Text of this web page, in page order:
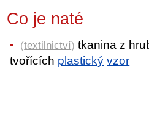
Co je naté
(textilnictví) tkanina z
tvořících plastický vzor